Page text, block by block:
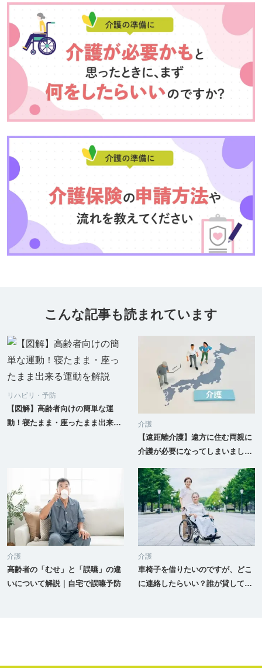
こんな記事も読まれています
リハビリ・予防
【図解】高齢者向けの簡単な運
動！寝たまま・座ったまま出来る
介護
【遠距離介護】遠方に住む両親に
介護が必要になってしまいまし
がどうしたらいいでしょうか？
介護
高齢者の「むせ」と「誤嚥」の違
いについて解説｜自宅で誤嚥予防
介護
車椅子を借りたいのですが、どこ
に連絡したらいい？誰が貸してく